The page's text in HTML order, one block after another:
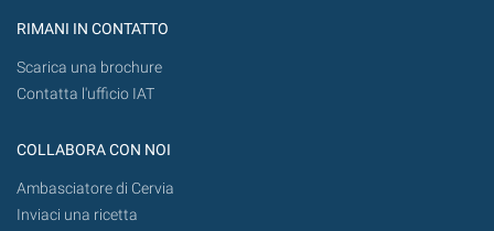
RIMANI IN CONTATTO
Scarica una brochure
Contatta l'ufficio IAT
COLLABORA CON NOI
Ambasciatore di Cervia
Inviaci una ricetta